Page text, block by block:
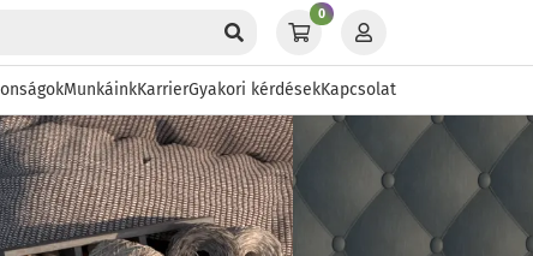
0
MunkáinkKarrierGyakori kérdésekKapcsolat